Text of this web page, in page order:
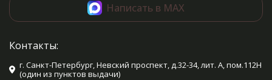
Написать в MAX
Контакты:
г. Санкт-Петербург, Невский проспект, д.32-34, лит. А, пом.112Н
(один из пунктов выдачи)